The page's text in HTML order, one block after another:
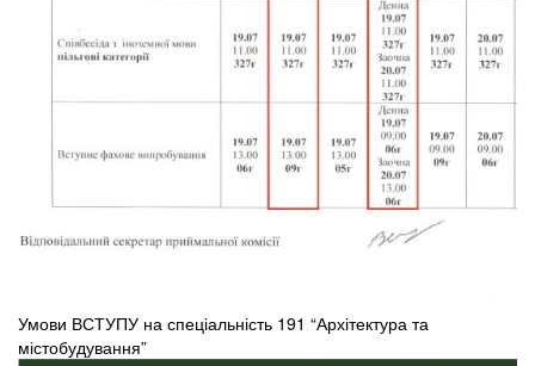
Умови ВСТУПУ на спеціальність 191 “Архітектура та
містобудування”